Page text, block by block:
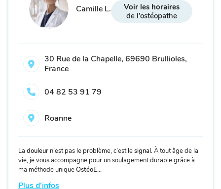
Camille L.
Voir les horaires
de l'ostéopathe
30 Rue de la Chapelle, 69690 Brullioles,
France
04 82 53 91 79
Roanne
La douleur n’est pas le problème, c’est lesignal. À tout âge de la
vie, je vous accompagne pour un soulagement durable grâce à
ma méthode uniqueOstéoE...
Plus d'infos